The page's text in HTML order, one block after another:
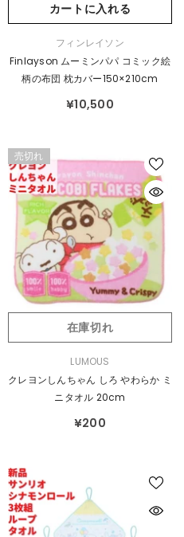
カートに入れる
売
元：
フィンレイソン
Finlayson ムーミンパパ コミック絵
柄の布団 枕カバー150×210cm
¥10,500
売切れ
在庫切れ
売
LUMOUS
クレヨンしんちゃん しろ やわらか ミ
ニタオル 20cm
¥200